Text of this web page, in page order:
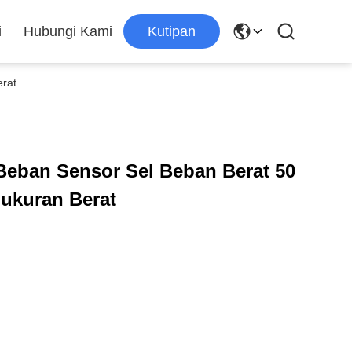
Hubungi Kami Kutipan
Sensor Sel Beban Berat 50
Berat